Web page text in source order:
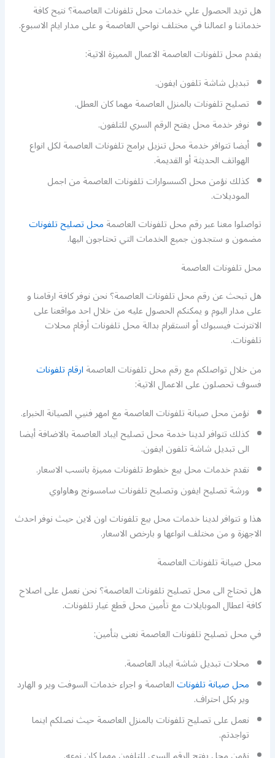
هل تريد الحصول علي خدمات محل تلفونات العاصمة؟ نتيح كافة
خدماتنا و اعمالنا في مختلف نواحي العاصمة و على مدار ايام الاسبوع.
يقدم محل تلفونات العاصمة الاعمال المميزة الاتية:
تبديل شاشة تلفون ايفون.
تصليح تلفونات بالمنزل العاصمة مهما كان العطل.
نوفر خدمة محل يفتح الرقم السري للتلفون.
أيضا تتوافر خدمة محل تنزيل برامج تلفونات العاصمة لكل انواع
الهواتف الحديثة أو القديمة.
كذلك نؤمن محل اكسسوارات تلفونات العاصمة من اجمل
الموديلات.
تواصلوا معنا عبر رقم محل تلفونات العاصمةمحل تصليح تلفونات
مضمون و ستجدون جميع الخدمات التي تحتاجون اليها.
محل تلفونات العاصمة
هل تبحث عن رقم محل تلفونات العاصمة؟ نحن نوفر كافة ارقامنا و
على مدار اليوم و يمكنكم الحصول عليه من خلال احد مواقعنا على
الانترنت فيسبوك أو انستقرام بدالة محل تلفونات أرقام محلات
تلفونات.
من خلال تواصلكم مع رقم محل تلفونات العاصمةارقام تلفونات
فسوف تحصلون على الاعمال الاتية:
نؤمن محل صيانة تلفونات العاصمة مع امهر فنيي الصيانة الخبراء.
كذلك تتوافر لدينا خدمة محل تصليح ايباد العاصمة بالاضافة أيضا
الى تبديل شاشة تلفون ايفون.
نقدم خدمات محل بيع خطوط تلفونات مميزة بانسب الاسعار.
ورشة تصليح ايفون وتصليح تلفونات سامسونج وهاواوي
هذا و تتوافر لدينا خدمات محل بيع تلفونات اون لاين حيث نوفر احدث
الاجهزة و من مختلف انواعها و بارخص الاسعار.
محل صيانة تلفونات العاصمة
هل تحتاج الى محل تصليح تلفونات العاصمة؟ نحن نعمل على اصلاح
كافة اعطال الموبايلات مع تأمين محل قطع غيار تلفونات.
في محل تصليح تلفونات العاصمة نعنى بتأمين:
محلات تبديل شاشة ايباد العاصمة.
محل صيانة تلفوناتالعاصمة و اجراء خدمات السوفت وير و الهارد
وير بكل احتراف.
نعمل على تصليح تلفونات بالمنزل العاصمة حيث نصلكم اينما
تواجدتم.